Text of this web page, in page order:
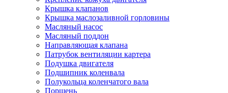
Крышка клапанов
Крышка маслозаливной горловины
Масляный насос
Масляный поддон
Направляющая клапана
Патрубок вентиляции картера
Подушка двигателя
Подшипник коленвала
Полукольца коленчатого вала
Поршень